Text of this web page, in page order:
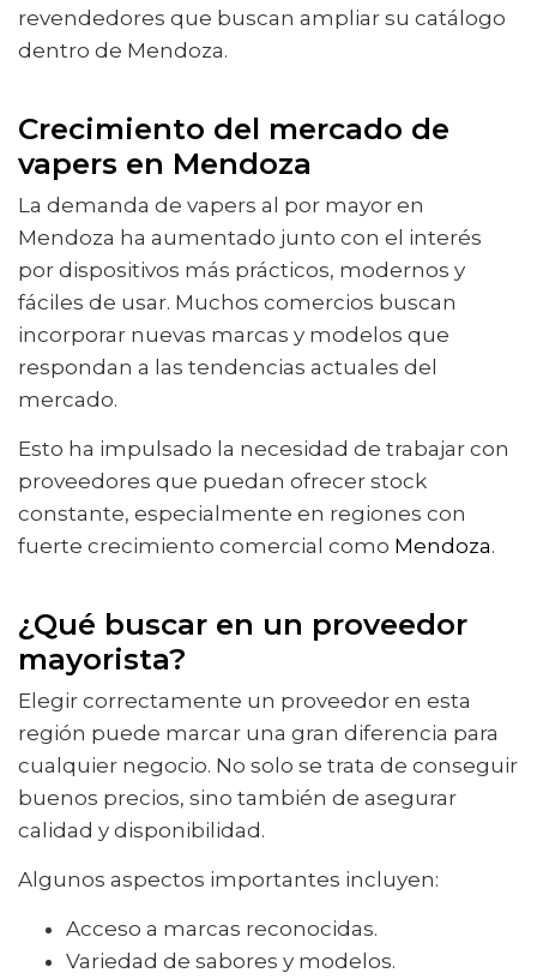
revendedores que buscan ampliar su catálogo
dentro de Mendoza.
Crecimiento del mercado de
vapers en Mendoza
La demanda de vapers al por mayor en
Mendoza ha aumentado junto con el interés
por dispositivos más prácticos, modernos y
fáciles de usar. Muchos comercios buscan
incorporar nuevas marcas y modelos que
respondan a las tendencias actuales del
mercado.
Esto ha impulsado la necesidad de trabajar con
proveedores que puedan ofrecer stock
constante, especialmente en regiones con
fuerte crecimiento comercial como Mendoza.
¿Qué buscar en un proveedor
mayorista?
Elegir correctamente un proveedor en esta
región puede marcar una gran diferencia para
cualquier negocio. No solo se trata de conseguir
buenos precios, sino también de asegurar
calidad y disponibilidad.
Algunos aspectos importantes incluyen:
Acceso a marcas reconocidas.
Variedad de sabores y modelos.